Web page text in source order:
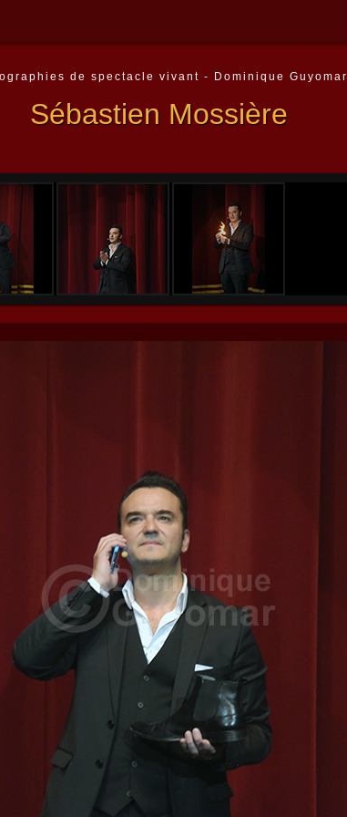
de spectacle vivant - Dominique Guyomar
Sébastien Mossière